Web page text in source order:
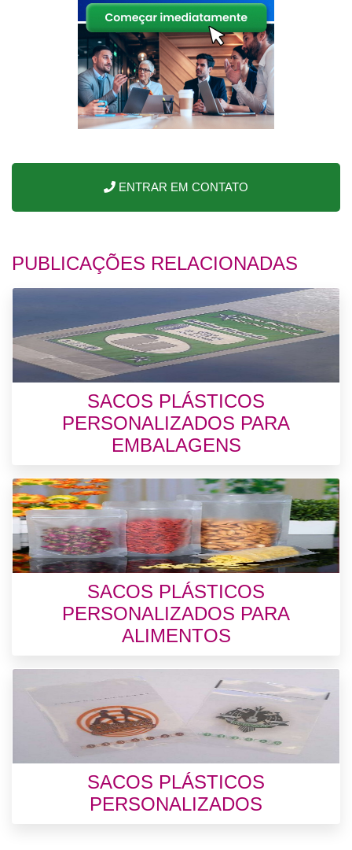
ENTRAR EM CONTATO
PUBLICAÇÕES RELACIONADAS
SACOS PLÁSTICOS
PERSONALIZADOS PARA
EMBALAGENS
SACOS PLÁSTICOS
PERSONALIZADOS PARA
ALIMENTOS
SACOS PLÁSTICOS
PERSONALIZADOS